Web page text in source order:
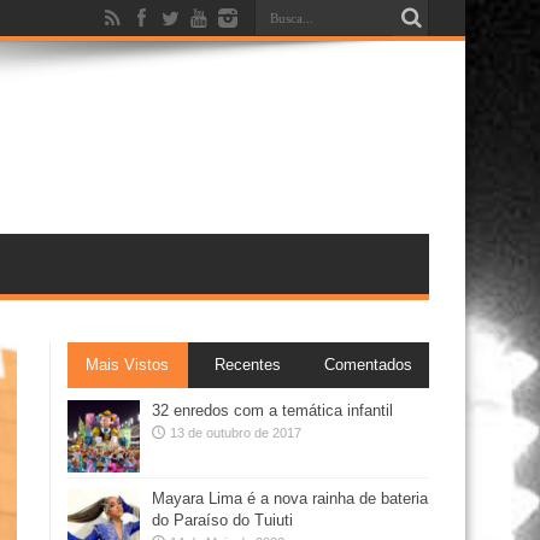
Mais Vistos Recentes Comentados
32 enredos com a temática infantil
13 de outubro de 2017
Mayara Lima é a nova rainha de bateria
do Paraíso do Tuiuti